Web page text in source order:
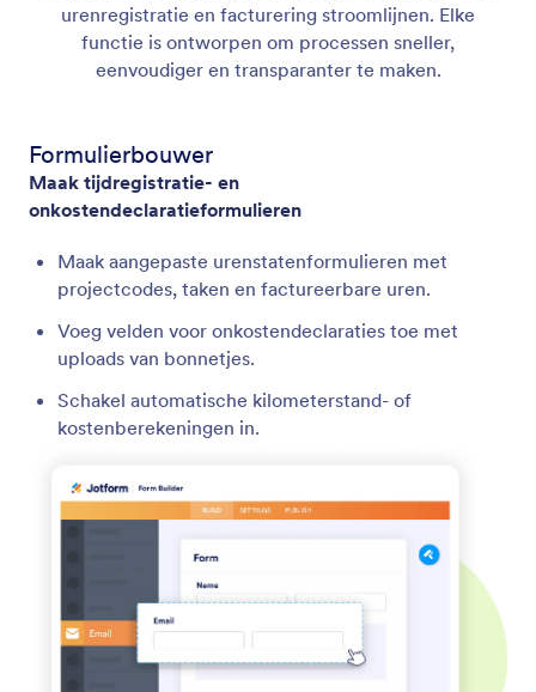
urenregistratie en facturering stroomlijnen. Elke
functie is ontworpen om processen sneller,
eenvoudiger en transparanter te maken.
Formulierbouwer
Maak tijdregistratie- en
onkostendeclaratieformulieren
Maak aangepaste urenstatenformulieren met
projectcodes, taken en factureerbare uren.
Voeg velden voor onkostendeclaraties toe met
uploads van bonnetjes.
Schakel automatische kilometerstand- of
kostenberekeningen in.